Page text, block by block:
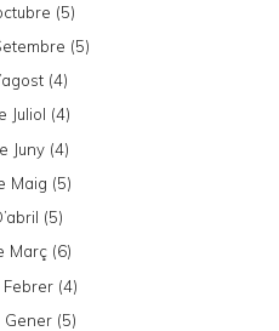
(5)
(5)
(4)
Juliol (4)
Juny (4)
Maig (5)
(5)
Març (6)
Febrer (4)
Gener (5)